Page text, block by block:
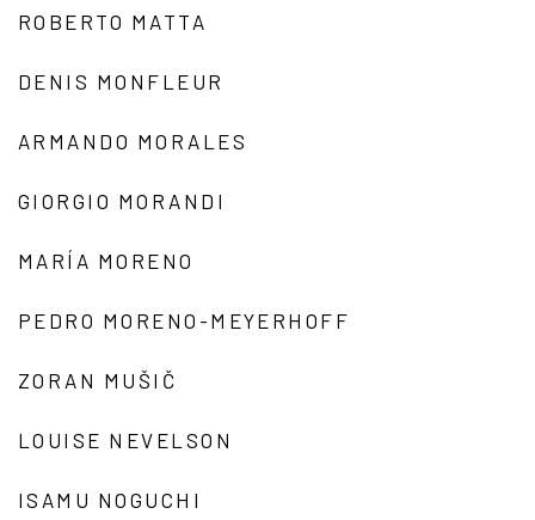
ROBERTO MATTA
DENIS MONFLEUR
ARMANDO MORALES
GIORGIO MORANDI
MARÍA MORENO
PEDRO MORENO-MEYERHOFF
ZORAN MUŠIČ
LOUISE NEVELSON
ISAMU NOGUCHI